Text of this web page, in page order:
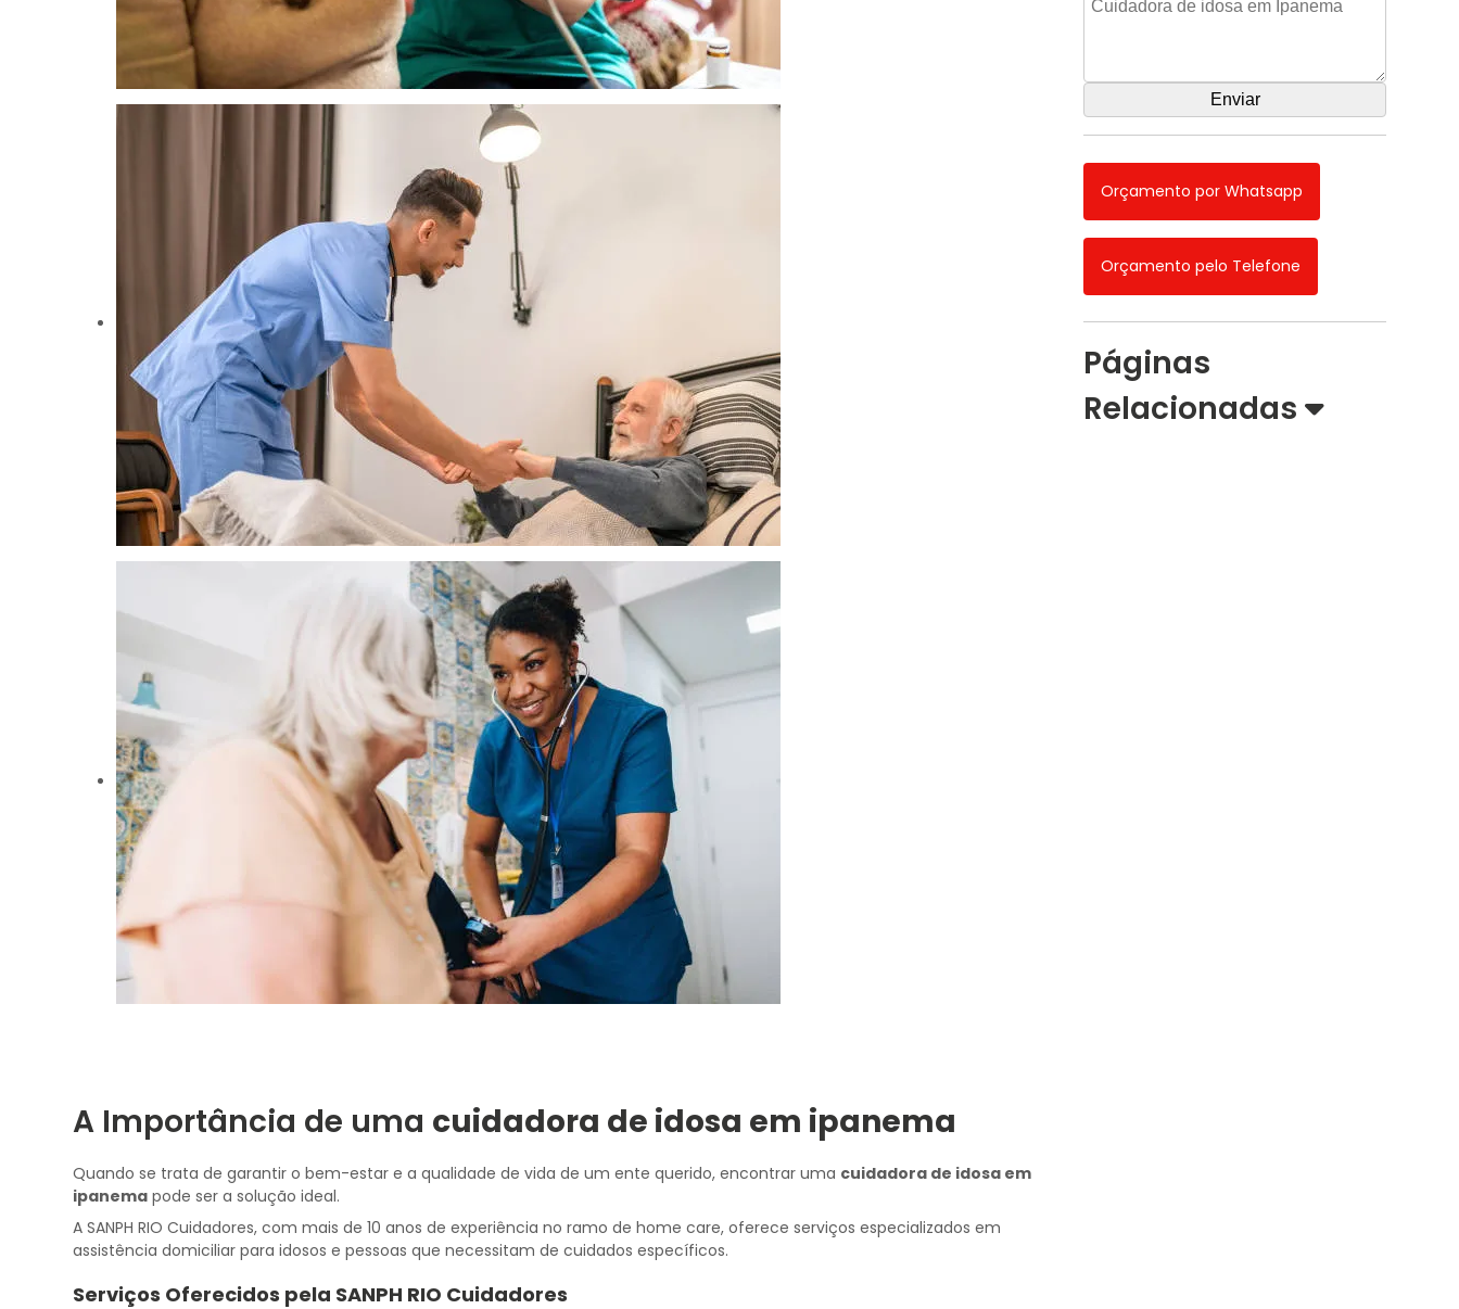
A Importância de uma cuidadora de idosa em ipanema
Quando se trata de garantir o bem-estar e a qualidade de vida de um ente querido, encontrar uma cuidadora de idosa em
ipanema pode ser a solução ideal.
A SANPH RIO Cuidadores, com mais de 10 anos de experiência no ramo de home care, oferece serviços especializados em
assistência domiciliar para idosos e pessoas que necessitam de cuidados específicos.
Serviços Oferecidos pela SANPH RIO Cuidadores
Orçamento por Whatsapp
Orçamento pelo Telefone
Páginas
Relacionadas